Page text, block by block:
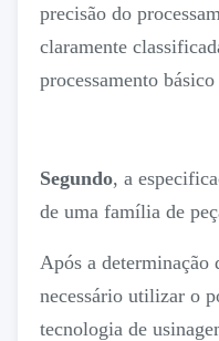
precisão do
claramente
processamento
Segundo, a
de uma família de
Após a determinação
necessário utilizar o
tecnologia de